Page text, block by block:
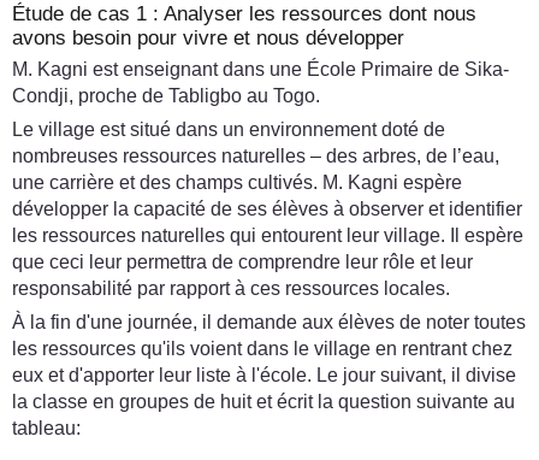
Étude de cas 1 : Analyser les ressources dont nous
avons besoin pour vivre et nous développer
M. Kagni est enseignant dans une École Primaire de Sika-
Condji, proche de Tabligbo au Togo.
Le village est situé dans un environnement doté de
nombreuses ressources naturelles – des arbres, de l’eau,
une carrière et des champs cultivés. M. Kagni espère
développer la capacité de ses élèves à observer et identifier
les ressources naturelles qui entourent leur village. Il espère
que ceci leur permettra de comprendre leur rôle et leur
responsabilité par rapport à ces ressources locales.
À la fin d'une journée, il demande aux élèves de noter toutes
les ressources qu'ils voient dans le village en rentrant chez
eux et d'apporter leur liste à l'école. Le jour suivant, il divise
la classe en groupes de huit et écrit la question suivante au
tableau: